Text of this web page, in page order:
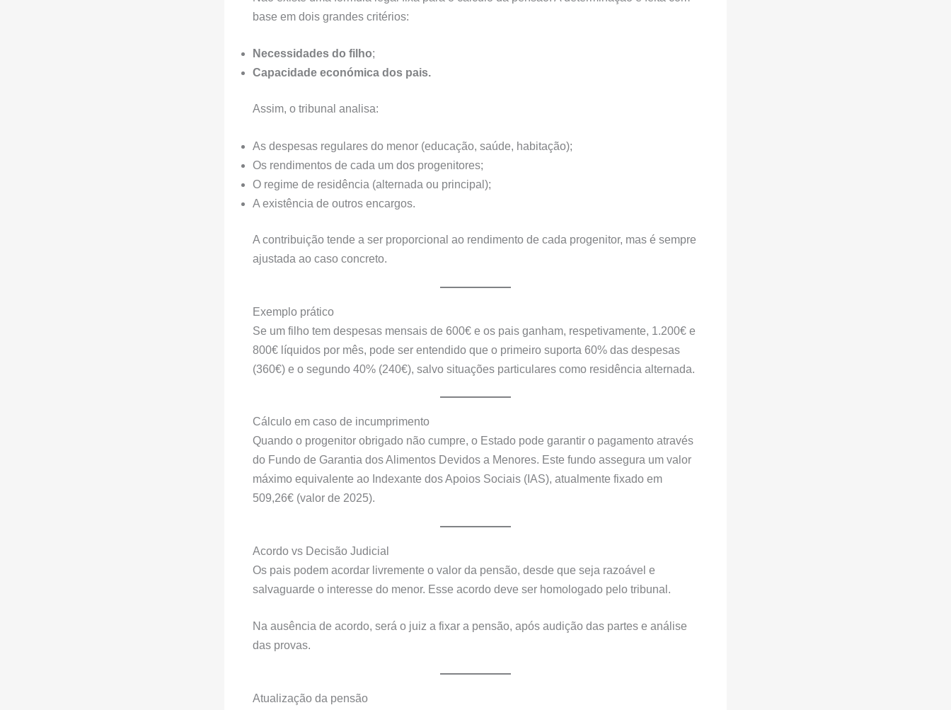
base em dois grandes critérios:
Necessidades do filho;
Capacidade económica dos pais.
Assim, o tribunal analisa:
As despesas regulares do menor (educação, saúde, habitação);
Os rendimentos de cada um dos progenitores;
O regime de residência (alternada ou principal);
A existência de outros encargos.
A contribuição tende a ser proporcional ao rendimento de cada progenitor, mas é sempre
ajustada ao caso concreto.
Exemplo prático
Se um filho tem despesas mensais de 600€ e os pais ganham, respetivamente, 1.200€ e
800€ líquidos por mês, pode ser entendido que o primeiro suporta 60% das despesas
(360€) e o segundo 40% (240€), salvo situações particulares como residência alternada.
Cálculo em caso de incumprimento
Quando o progenitor obrigado não cumpre, o Estado pode garantir o pagamento através
do Fundo de Garantia dos Alimentos Devidos a Menores. Este fundo assegura um valor
máximo equivalente ao Indexante dos Apoios Sociais (IAS), atualmente fixado em
509,26€ (valor de 2025).
Acordo vs Decisão Judicial
Os pais podem acordar livremente o valor da pensão, desde que seja razoável e
salvaguarde o interesse do menor. Esse acordo deve ser homologado pelo tribunal.
Na ausência de acordo, será o juiz a fixar a pensão, após audição das partes e análise
das provas.
Atualização da pensão